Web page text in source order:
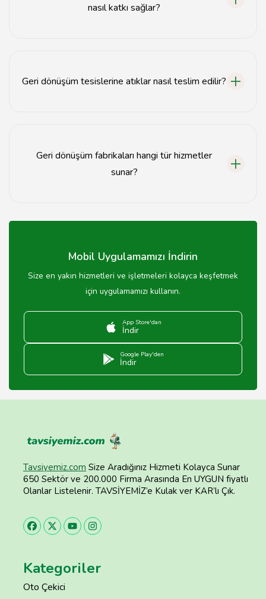
nasıl katkı sağlar?
Geri dönüşüm tesislerine atıklar nasıl teslim edilir?
Geri dönüşüm fabrikaları hangi tür hizmetler
sunar?
işleme ve geri kazanım hizmetleri sunmaktadır.
Mobil Uygulamamızı İndirin
Size en yakın hizmetleri ve işletmeleri kolayca keşfetmek
için uygulamamızı kullanın.
App Store'dan
İndir
Google Play'den
İndir
Tavsiyemiz.com Size Aradığınız Hizmeti Kolayca Sunar
650 Sektör ve 200.000 Firma Arasında En UYGUN fiyatlı
Olanlar Listelenir. TAVSİYEMİZ’e Kulak ver KAR’lı Çık.
Kategoriler
Oto Çekici